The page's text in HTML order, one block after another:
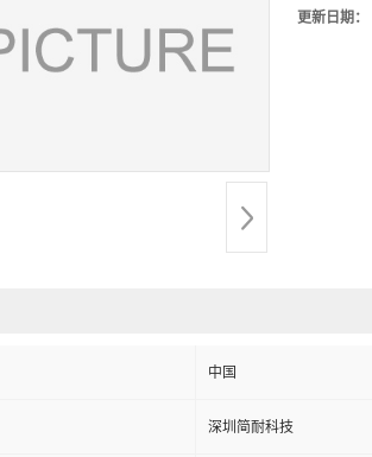
更新日期：
中国
深圳简耐科技